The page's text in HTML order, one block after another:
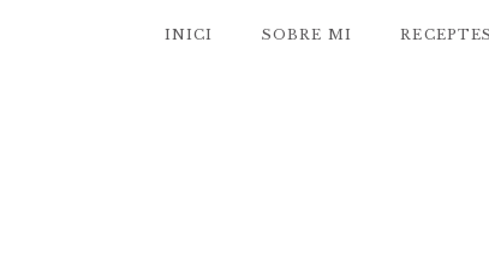
INICI SOBRE MI RECEPTES